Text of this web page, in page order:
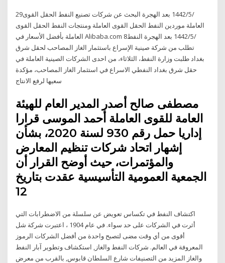
29‏‏/5‏‏/1442 بعد الهجرة البحث عن شركات تصنيع النفط الحقل القوى
العاملة موردين النفط الحقل القوى العاملة ومنتجات النفط الحقل القوى
العاملة بأفضل الأسعار في Alibaba.com 8‏‏/5‏‏/1442 بعد الهجرة النفط
تطلب من شركة صينية الإسراع باستثمار الغاز المصاحب لحقل شرق
بغداد طلبت وزارة النفط، الثلاثاء، من احدى الشركات الصينية العاملة في
حقل شرق بغداد النفطي الاسراع في استثمار الغاز المصاحب، مؤكدة
سعيها لرفع الانتاج
مصطفى صالح أصدر المدير العام للهيئة
العامة للقوى العاملة أحمد الموسى قرارا
إداريا حمل رقم 930 لسنة 2020، بشأن
إشهار اتحاد شركات تنظيم المعارض
والمؤتمرات، حيث أوضح القرار أن
الجمعية العمومية التأسيسية عقدت بتاريخ
12
اكتشاف النفط في تكساس تعويض عن سلسلة من الاضطرابات التي
أثرت في الشركات على حد سواء. في عام 1904 ، اعتبرت شركة شل
أقوى من أي وقت مضى لتصبح واحدة من أفضل الشركات الرموز
المعروفة في العالم. شركات النفط والغاز, استكشاف وتطوير آبار النفط
والغاز المزيد من التصنيفات شارع السلطان قابوس, بالقرب من معرض